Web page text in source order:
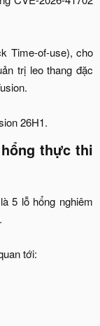
Time-of-use), cho
trị leo thang đặc
26H1.​
thực thi
5 lỗ hổng nghiêm
tới:​